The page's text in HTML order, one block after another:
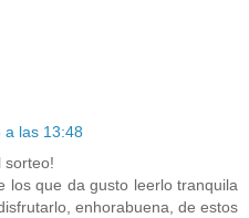
a las 13:48
sorteo!
los que da gusto leerlo tranquila
enhorabuena, de estos